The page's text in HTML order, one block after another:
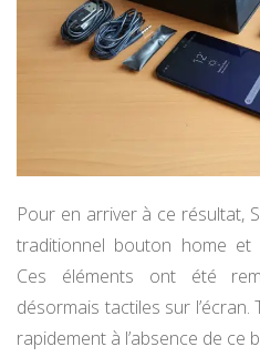
Pour en arriver à ce résultat,
traditionnel bouton home et
Ces éléments ont été
désormais tactiles sur l’écran.
rapidement à l’absence de ce